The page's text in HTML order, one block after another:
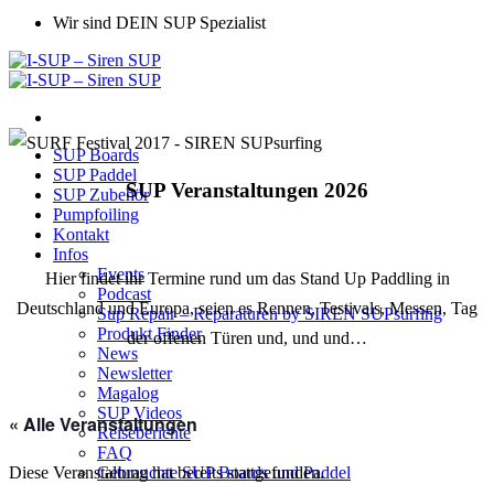
Wir sind DEIN SUP Spezialist
SUP Boards
SUP Paddel
SUP Zubehör
Pumpfoiling
Kontakt
Infos
Events
Podcast
Sup Repair – Reparaturen by SIREN SUPsurfing
Produkt Finder
News
Newsletter
Magalog
SUP Videos
Reiseberichte
FAQ
Gebrauchte SUP Boards und Paddel
SUP Veranstaltungen 2026
Hier findet ihr Termine rund um das Stand Up Paddling in
Deutschland und Europa, seien es Rennen, Testivals, Messen, Tag
der offenen Türen und, und und…
« Alle Veranstaltungen
Diese Veranstaltung hat bereits stattgefunden.